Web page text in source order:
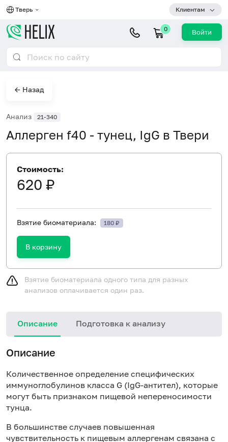
Тверь Клиентам
0 Войти
← Назад
Анализ 21-340
Аллерген f40 - тунец, IgG в Твери
Стоимость:
620 ₽
Взятие биоматериала: 180 ₽
В корзину
Взятие биоматериала одного типа для разных
анализов оплачивается один раз.
Описание Подготовка к анализу
Описание
Количественное определение специфических
иммуноглобулинов класса G (IgG-антител), которые
могут быть признаком пищевой непереносимости
тунца.
В большинстве случаев повышенная
чувствительность к пищевым аллергенам связана с